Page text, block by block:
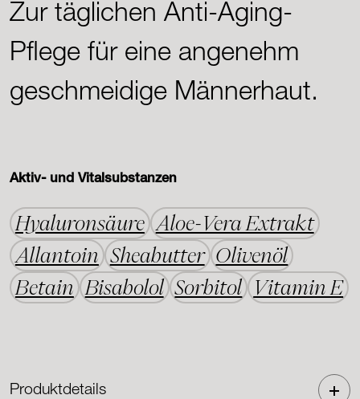
Zur täglichen Anti-Aging-
Pflege für eine angenehm
geschmeidige Männerhaut.
Aktiv- und Vitalsubstanzen
Hyaluronsäure
Aloe-Vera Extrakt
Allantoin Sheabutter Olivenöl
Betain
Bisabolol Sorbitol Vitamin E
Produktdetails